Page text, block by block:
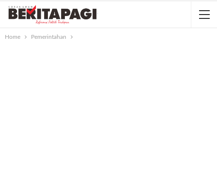
Home Pemerintahan